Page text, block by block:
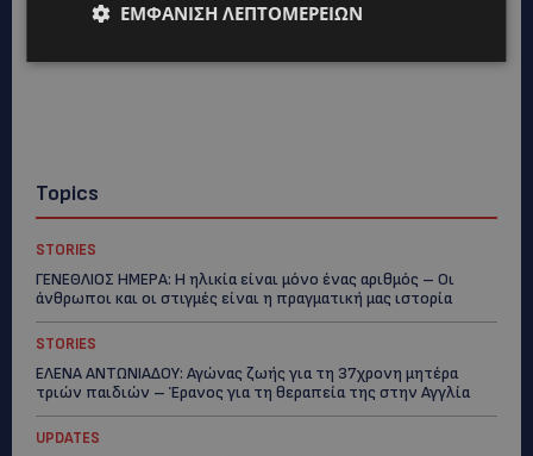
Topics
STORIES
ΓΕΝΕΘΛΙΟΣ ΗΜΕΡΑ: Η ηλικία είναι μόνο ένας αριθμός – Οι
άνθρωποι και οι στιγμές είναι η πραγματική μας ιστορία
STORIES
ΕΛΕΝΑ ΑΝΤΩΝΙΑΔΟΥ: Αγώνας ζωής για τη 37χρονη μητέρα
τριών παιδιών – Έρανος για τη θεραπεία της στην Αγγλία
UPDATES
ΕΜΦΆΝΙΣΗ ΛΕΠΤΟΜΕΡΕΙΏΝ